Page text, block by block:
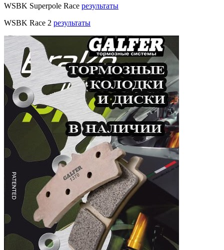
WSBK Superpole Race результаты
WSBK Race 2 результаты